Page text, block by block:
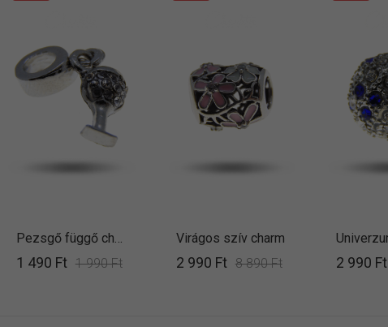
Pezsgő függő charm
1 490 Ft 1 990 Ft
Virágos szív charm
2 990 Ft 8 890 Ft 2 990 Ft